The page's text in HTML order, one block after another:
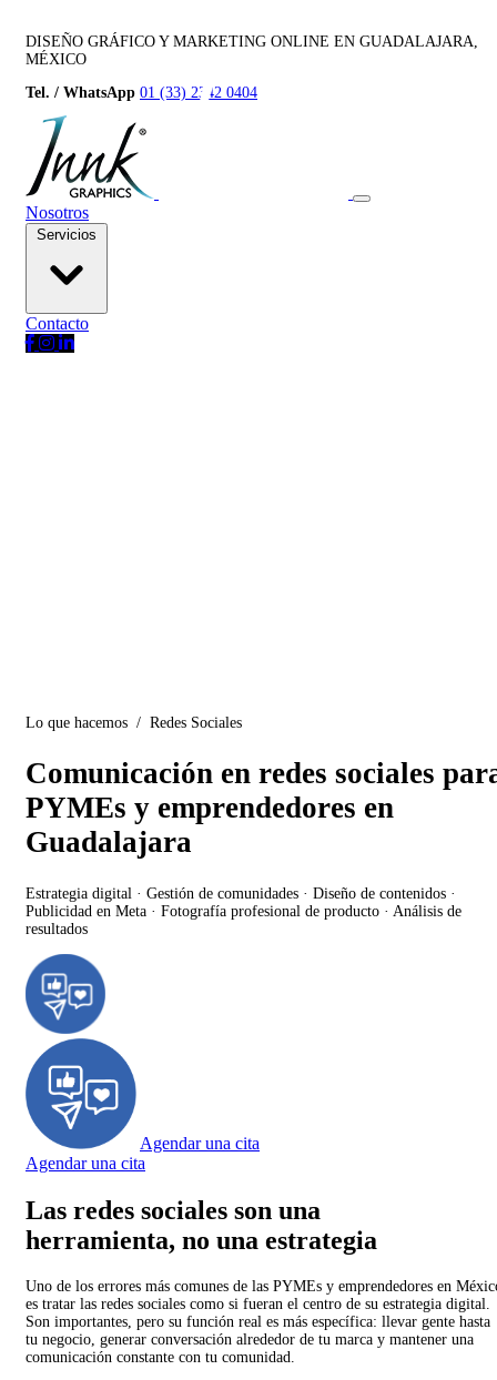
DISEÑO GRÁFICO Y MARKETING ONLINE EN GUADALAJARA,
MÉXICO
Tel. / WhatsApp 01 (33) 2342 0404
Nosotros
Servicios
Contacto
Lo que hacemos / Redes Sociales
Comunicación en redes sociales
PYMEs y emprendedores en
Guadalajara
Estrategia digital · Gestión de comunidades · Diseño de contenidos ·
Publicidad en Meta · Fotografía profesional de producto · Análisis de
resultados
Agendar una cita
Agendar una cita
Las redes sociales son una
herramienta, no una estrategia
Uno de los errores más comunes de las PYMEs y emprendedores en
es tratar las redes sociales como si fueran el centro de su estrategia digital.
Son importantes, pero su función real es más específica: llevar gente hasta
tu negocio, generar conversación alrededor de tu marca y mantener una
comunicación constante con tu comunidad.